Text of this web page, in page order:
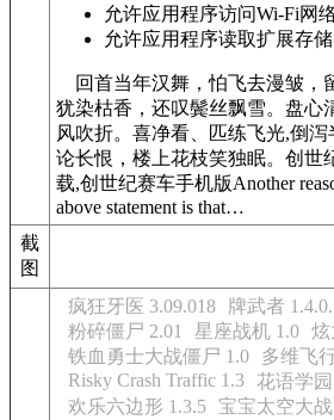
允许应用程序访问Wi-Fi网
允许应用程序读取扩展存
回首当年汉舞，怕飞去漫皱，
犹染枯香，还叹鬓丝飘雪。盘心
风吹折。喜净看、匹练飞光,倒
论长恨，楼上花枝笑独眠。创世
载,创世纪赛车手机版Another
above statement is that…
截
图
疯狂牙医 3.09.018 牌武者
粉碎僵尸 2.01
星座战机 1.0 炫
铁血勇士大战僵尸 1.0
多维飞
Risky Crash Traffic 1.3
花语学园
欢乐六边形 1.3.5
宝宝太空大战